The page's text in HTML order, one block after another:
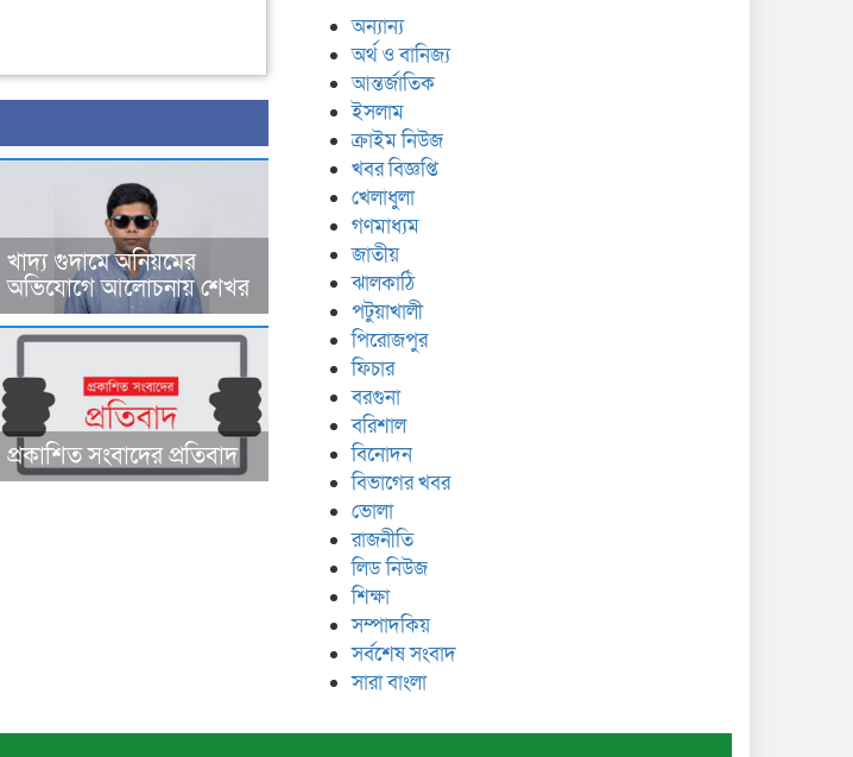
খাদ্য গুদামে অনিয়মের
অভিযোগে আলোচনায় শেখর
প্রকাশিত সংবাদের প্রতিবাদ
অন্যান্য
অর্থ ও বানিজ্য
আন্তর্জাতিক
ইসলাম
ক্রাইম নিউজ
খবর বিজ্ঞপ্তি
খেলাধুলা
গণমাধ্যম
জাতীয়
ঝালকাঠি
পটুয়াখালী
পিরোজপুর
ফিচার
বরগুনা
বরিশাল
বিনোদন
বিভাগের খবর
ভোলা
রাজনীতি
লিড নিউজ
শিক্ষা
সম্পাদকিয়
সর্বশেষ সংবাদ
সারা বাংলা